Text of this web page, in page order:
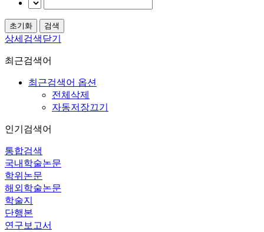
상세검색닫기
최근검색어
최근검색어 옵션
전체삭제
자동저장끄기
인기검색어
통합검색
국내학술논문
학위논문
해외학술논문
학술지
단행본
연구보고서